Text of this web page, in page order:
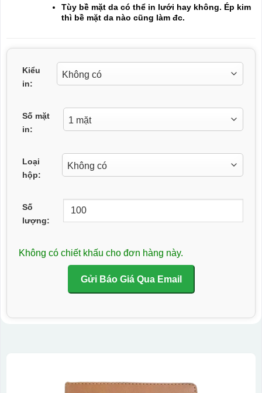
Tùy bề mặt da có thể in lưới hay không. Ép kim
thì bề mặt da nào cũng làm đc.
Kiểu
in:
Số mặt
in:
Loại
hộp:
Số
lượng:
Không có chiết khấu cho đơn hàng này.
Gửi Báo Giá Qua Email